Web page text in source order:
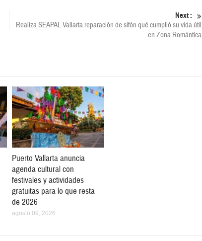
Next :
Realiza SEAPAL Vallarta reparación de sifón qué cumplió su vida útil
en Zona Romántica
Puerto Vallarta anuncia
agenda cultural con
festivales y actividades
gratuitas para lo que resta
de 2026
agosto 09, 2026